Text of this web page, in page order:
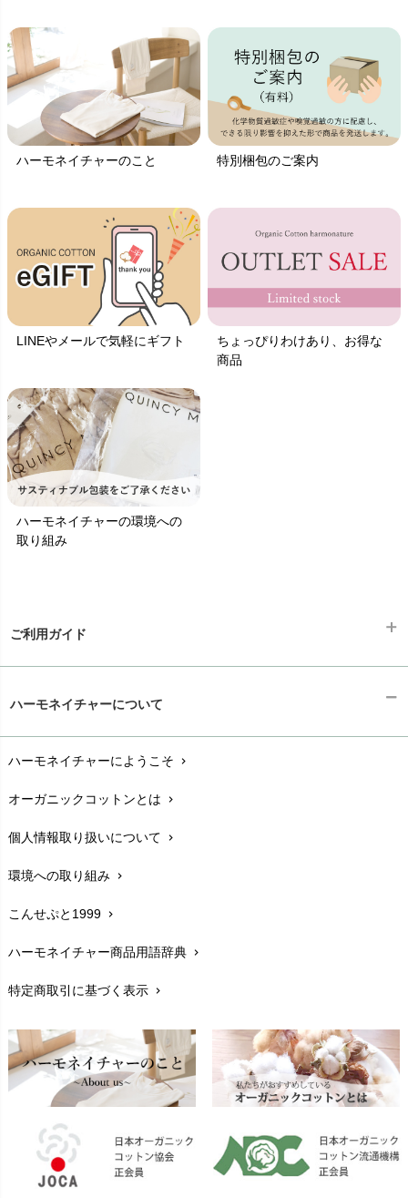
ハーモネイチャーのこと 特別梱包のご案内
LINEやメールで気軽にギフト
ちょっぴりわけあり、お得な
商品
ハーモネイチャーの環境への
取り組み
ご利用ガイド
配送と送料chevron_right
在庫状況と発送予定chevron_right
サイズ・寸法chevron_right
生地・素材chevron_right
お手入れについて
レビューを書こうchevron_right
返品交換chevron_right
FAXでのご注文
お問い合わせchevron_right
ハーモネイチャーについて
ハーモネイチャーにようこそ chevron_right
オーガニックコットンとは chevron_right
個人情報取り扱いについて chevron_right
環境への取り組み chevron_right
こんせぷと1999 chevron_right
ハーモネイチャー商品用語辞典 chevron_right
特定商取引に基づく表示 chevron_right